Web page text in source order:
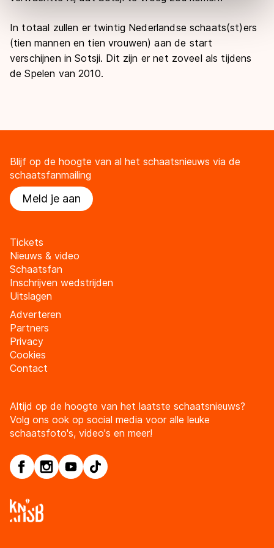
overdracht. Meer informatie vindt u in ons
cookiebeleid
In totaal zullen er twintig Nederlandse schaats(st)ers
(tien mannen en tien vrouwen) aan de start
verschijnen in Sotsji. Dit zijn er net zoveel als tijdens
de Spelen van 2010.
Blijf op de hoogte van al het schaatsnieuws via de
schaatsfanmailing
Meld je aan
Tickets
Nieuws & video
Schaatsfan
Inschrijven wedstrijden
Uitslagen
Adverteren
Partners
Privacy
Cookies
Contact
Altijd op de hoogte van het laatste schaatsnieuws?
Volg ons ook op social media voor alle leuke
schaatsfoto's, video's en meer!